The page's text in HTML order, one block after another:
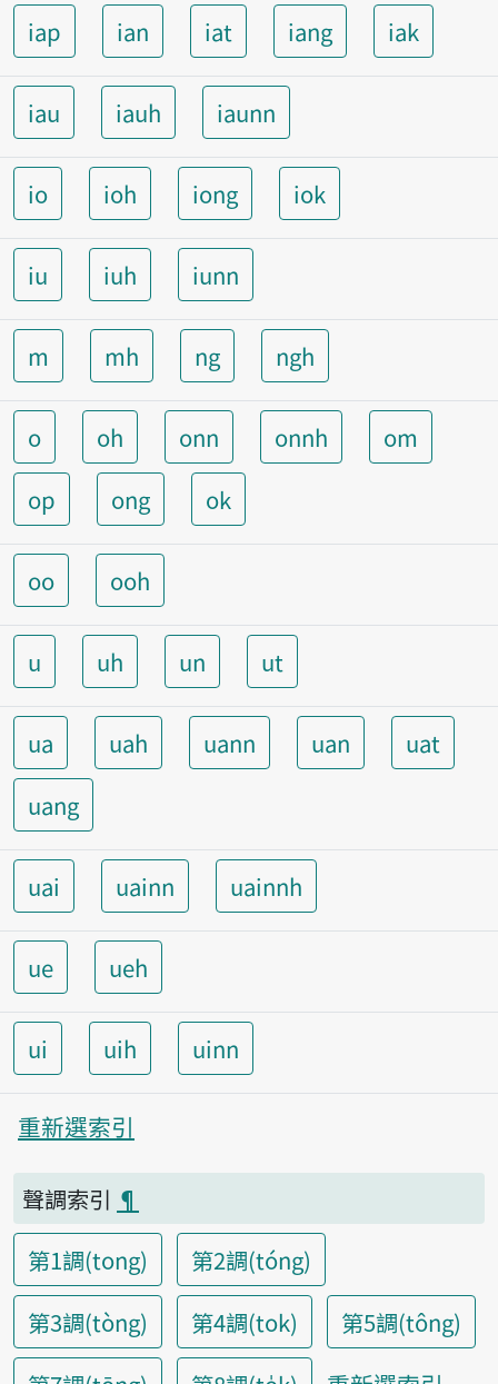
iap
ian iat iang iak
iau iauh iaunn
io ioh iong iok
iu iuh iunn
m mh ng ngh
o oh onn onnh
om
op
ong ok
oo ooh
u uh un ut
ua uah uann uan
uat
uang
uai uainn uainnh
ue ueh
ui uih uinn
重新選索引
聲調索引 ¶
第1調(tong)
第2調(tóng)
第3調(tòng)
第4調(tok)
第5調(tông)